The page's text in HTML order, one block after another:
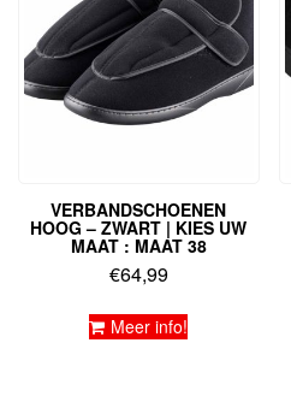
VERBANDSCHOENEN
HOOG – ZWART | KIES UW
MAAT : MAAT 38
€64,99
Meer info!